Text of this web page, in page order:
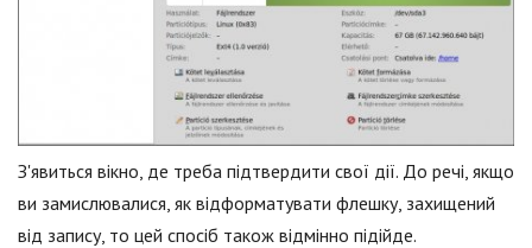
З'явиться вікно, де треба підтвердити свої дії. До речі, якщо
ви замислювалися, як відформатувати флешку, захищений
від запису, то цей спосіб також відмінно підійде.